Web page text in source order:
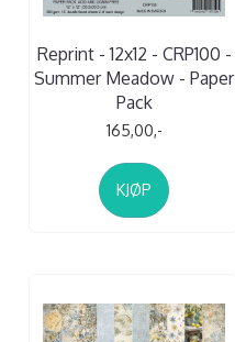
Reprint - 12x12 - CRP100 -
Summer Meadow - Paper
Pack
165,00,-
KJØP